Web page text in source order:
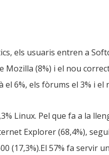
els usuaris entren a
(8%) i el nou
6%, els fòrums el 3% i
Linux. Pel que fa a la
Explorer (68,4%),
(17,3%).El 57% fa